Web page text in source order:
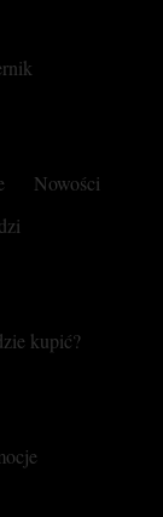
Nowości
kupić?